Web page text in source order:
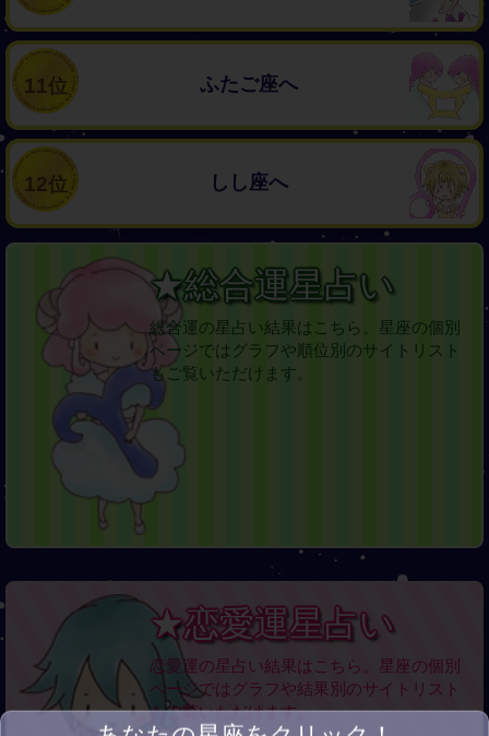
11 ふたご座へ
12 しし座へ
★総合運星占い
総合運の星占い結果はこちら。星座の個別
ページではグラフや順位別のサイトリスト
もご覧いただけます。
★恋愛運星占い
恋愛運の星占い結果はこちら。星座の個別
ページではグラフや結果別のサイトリスト
もご覧いただけます。